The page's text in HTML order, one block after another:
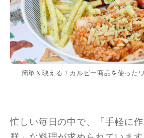
簡単＆映える！カルビー商品を使った
忙しい毎日の中で、「手軽に